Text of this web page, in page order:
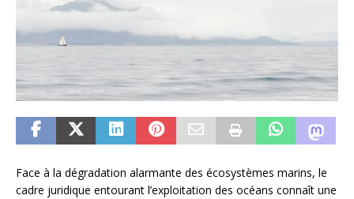
Face à la dégradation alarmante des écosystèmes marins, le
cadre juridique entourant l’exploitation des océans connaît une